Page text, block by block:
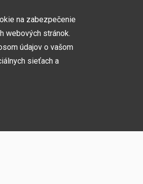
druhu
na zabezpečenie
webových stránok.
údajov o vašom
sieťach a